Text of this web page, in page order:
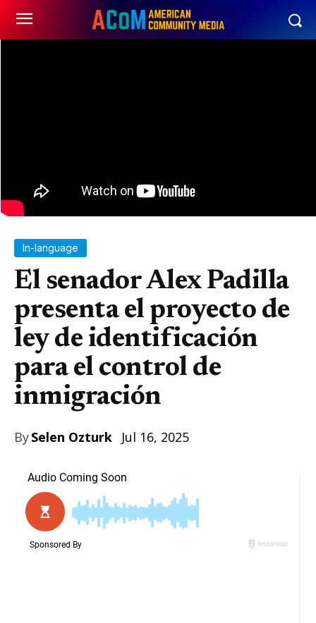
In-language
El senador Alex Padilla
presenta el proyecto de
ley de identificación
para el control de
inmigración
BySelen Ozturk Jul 16, 2025